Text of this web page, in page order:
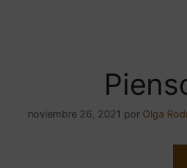
noviembre 26, 2021 por Olga